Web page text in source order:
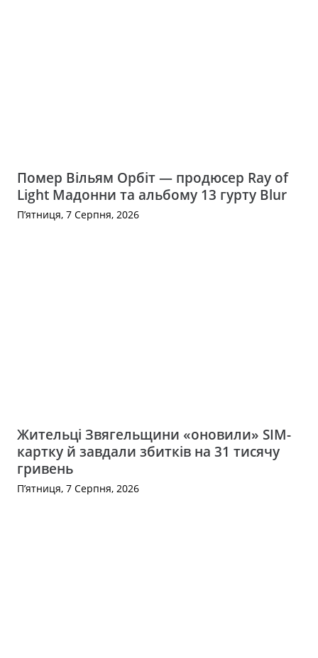
Помер Вільям Орбіт — продюсер Ray of
Light Мадонни та альбому 13 гурту Blur
П’ятниця, 7 Серпня, 2026
Жительці Звягельщини «оновили» SIM-
картку й завдали збитків на 31 тисячу
гривень
П’ятниця, 7 Серпня, 2026